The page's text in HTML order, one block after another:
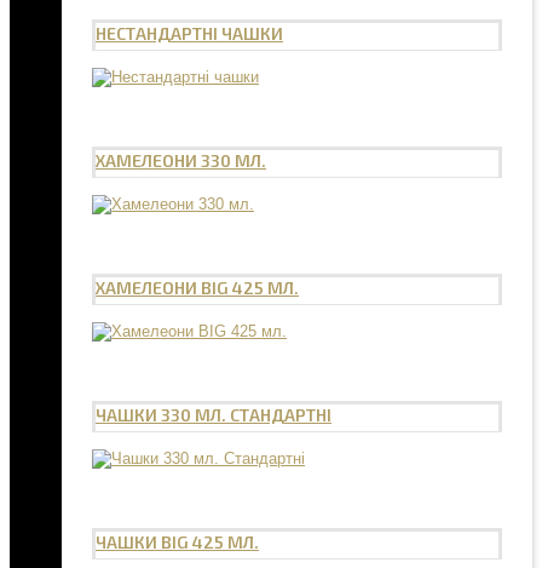
НЕСТАНДАРТНІ ЧАШКИ
ХАМЕЛЕОНИ 330 МЛ.
ХАМЕЛЕОНИ BIG 425 МЛ.
ЧАШКИ 330 МЛ. СТАНДАРТНІ
ЧАШКИ BIG 425 МЛ.